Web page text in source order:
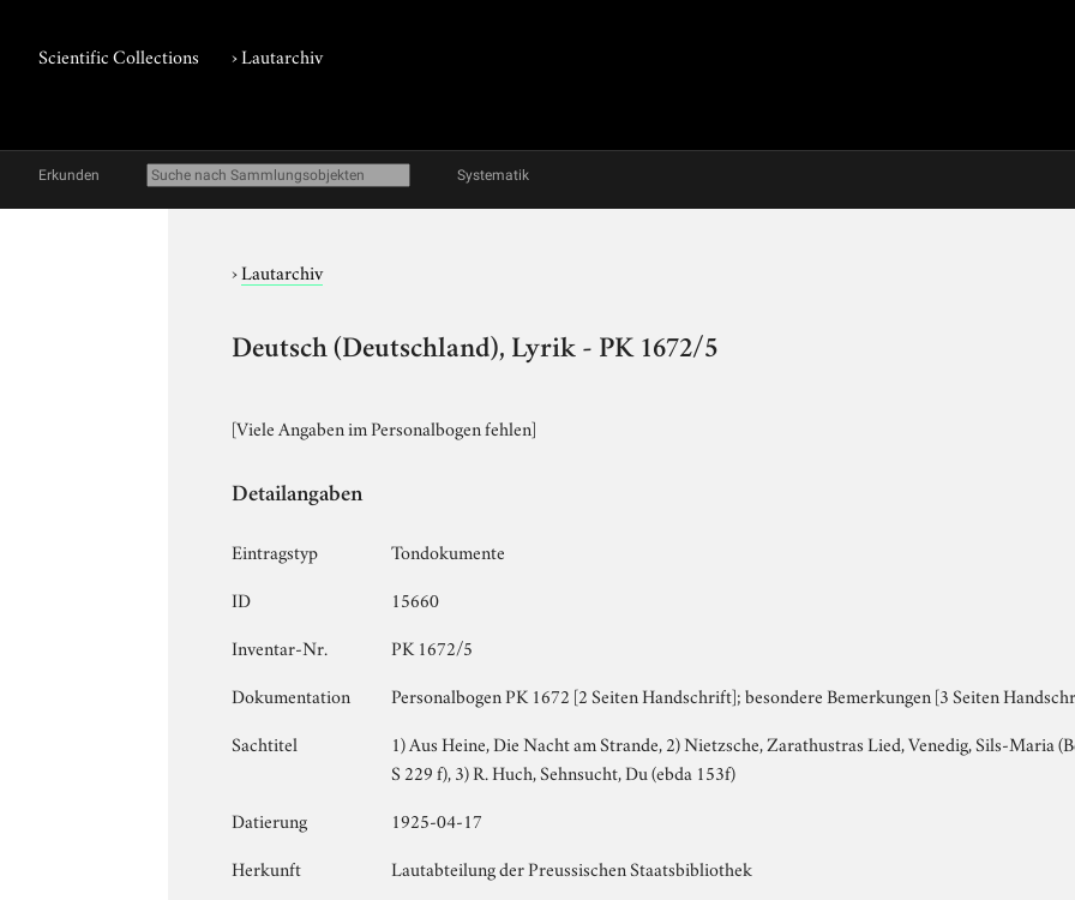
Scientific Collections ›Lautarchiv
Erkunden Systematik
›Lautarchiv
Deutsch (Deutschland), Lyrik - PK 1672/5
[Viele Angaben im Personalbogen fehlen]
Detailangaben
Eintragstyp
Tondokumente
ID
15660
Inventar-Nr.
PK 1672/5
Dokumentation
Personalbogen PK 1672 [2 Seiten Handschrift]; besondere Bemerkungen [3 Seiten
Sachtitel
1) Aus Heine, Die Nacht am Strande, 2) Nietzsche, Zarathustras Lied, Venedig, Sils-Maria
S 229 f), 3) R. Huch, Sehnsucht, Du (ebda 153f)
Datierung
1925-04-17
Herkunft
Lautabteilung der Preussischen Staatsbibliothek